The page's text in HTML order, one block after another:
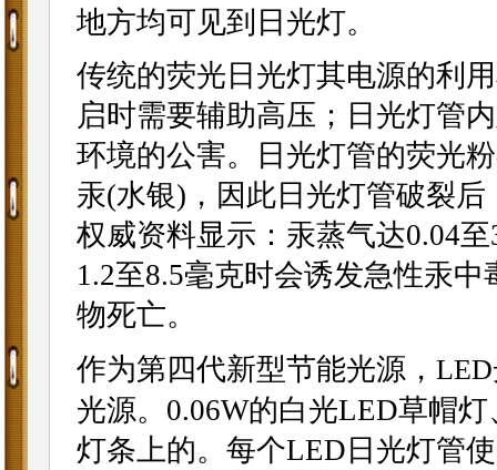
地方均可见到日光灯。
传统的荧光日光灯其电源的利
启时需要辅助高压；日光灯管
环境的公害。日光灯管的荧光
汞(水银)，因此日光灯管破裂
权威资料显示：汞蒸气达0.04
1.2至8.5毫克时会诱发急性汞
物死亡。
作为第四代新型节能光源， LED
光源。0.06W的白光LED草帽
灯条上的。每个LED日光灯管